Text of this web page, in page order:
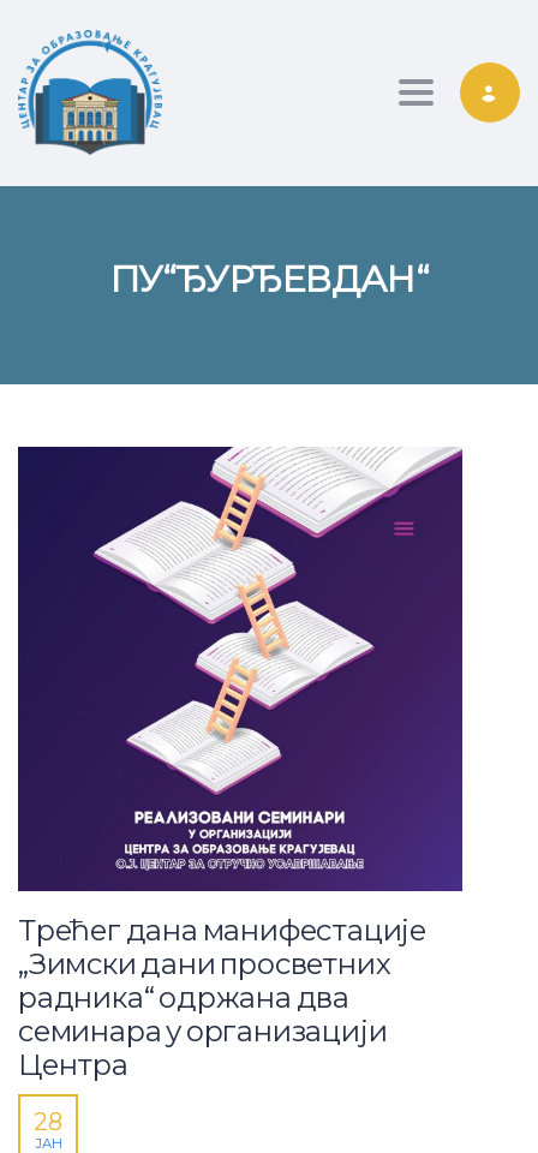
Toggle
ПУ“ЂУРЂЕВДАН“
Трећег дана манифестације
„Зимски дани просветних
радника“ одржана два
семинара у организацији
Центра
28
ЈАН